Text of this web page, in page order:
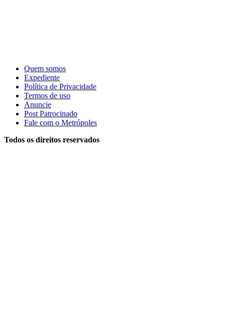
Quem somos
Expediente
Política de Privacidade
Termos de uso
Anuncie
Post Patrocinado
Fale com o Metrópoles
Todos os direitos reservados